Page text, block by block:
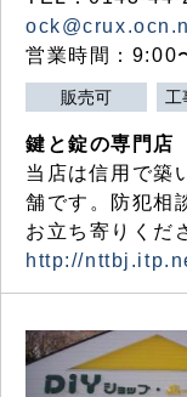
営業時間：9:00
販売可 工
鍵と錠の専門店
当店は信用で築
舗です。防犯相
お立ち寄りくだ
http://